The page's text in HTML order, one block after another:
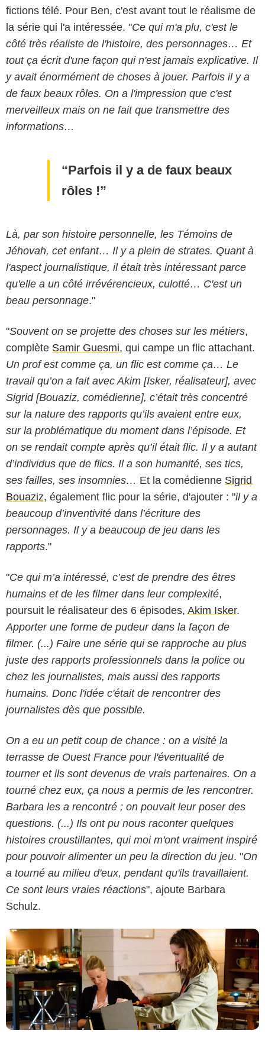
fictions télé. Pour Ben, c'est avant tout le réalisme de
la série qui l'a intéressée. "Ce qui m'a plu, c'est le
côté très réaliste de l'histoire, des personnages… Et
tout ça écrit d'une façon qui n'est jamais explicative. Il
y avait énormément de choses à jouer. Parfois il y a
de faux beaux rôles. On a l'impression que c'est
merveilleux mais on ne fait que transmettre des
informations…
Parfois il y a de faux beaux
rôles !
Là, par son histoire personnelle, les Témoins de
Jéhovah, cet enfant… Il y a plein de strates. Quant à
l'aspect journalistique, il était très intéressant parce
qu'elle a un côté irrévérencieux, culotté… C'est un
beau personnage."
"Souvent on se projette des choses sur les métiers,
complète Samir Guesmi, qui campe un flic attachant.
Un prof est comme ça, un flic est comme ça… Le
travail qu’on a fait avec Akim [Isker, réalisateur], avec
Sigrid [Bouaziz, comédienne], c’était très concentré
sur la nature des rapports qu’ils avaient entre eux,
sur la problématique du moment dans l’épisode. Et
on se rendait compte après qu’il était flic. Il y a autant
d’individus que de flics. Il a son humanité, ses tics,
ses failles, ses insomnies… Et la comédienne Sigrid
Bouaziz, également flic pour la série, d'ajouter : "il y a
beaucoup d’inventivité dans l’écriture des
personnages. Il y a beaucoup de jeu dans les
rapports."
"Ce qui m’a intéressé, c’est de prendre des êtres
humains et de les filmer dans leur complexité,
poursuit le réalisateur des 6 épisodes, Akim Isker.
Apporter une forme de pudeur dans la façon de
filmer. (...) Faire une série qui se rapproche au plus
juste des rapports professionnels dans la police ou
chez les journalistes, mais aussi des rapports
humains. Donc l'idée c'était de rencontrer des
journalistes dès que possible.
On a eu un petit coup de chance : on a visité la
terrasse de Ouest France pour l'éventualité de
tourner et ils sont devenus de vrais partenaires. On a
tourné chez eux, ça nous a permis de les rencontrer.
Barbara les a rencontré ; on pouvait leur poser des
questions. (...) Ils ont pu nous raconter quelques
histoires croustillantes, qui moi m'ont vraiment inspiré
pour pouvoir alimenter un peu la direction du jeu. "On
a tourné au milieu d'eux, pendant qu'ils travaillaient.
Ce sont leurs vraies réactions", ajoute Barbara
Schulz.